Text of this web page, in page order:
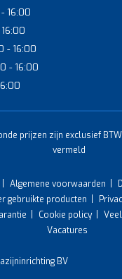
16:00
- 16:00
- 16:00
prijzen zijn exclusief
vermeld
Algemene voorwaarden
gebruikte producten
Cookie policy
Vacatures
BV